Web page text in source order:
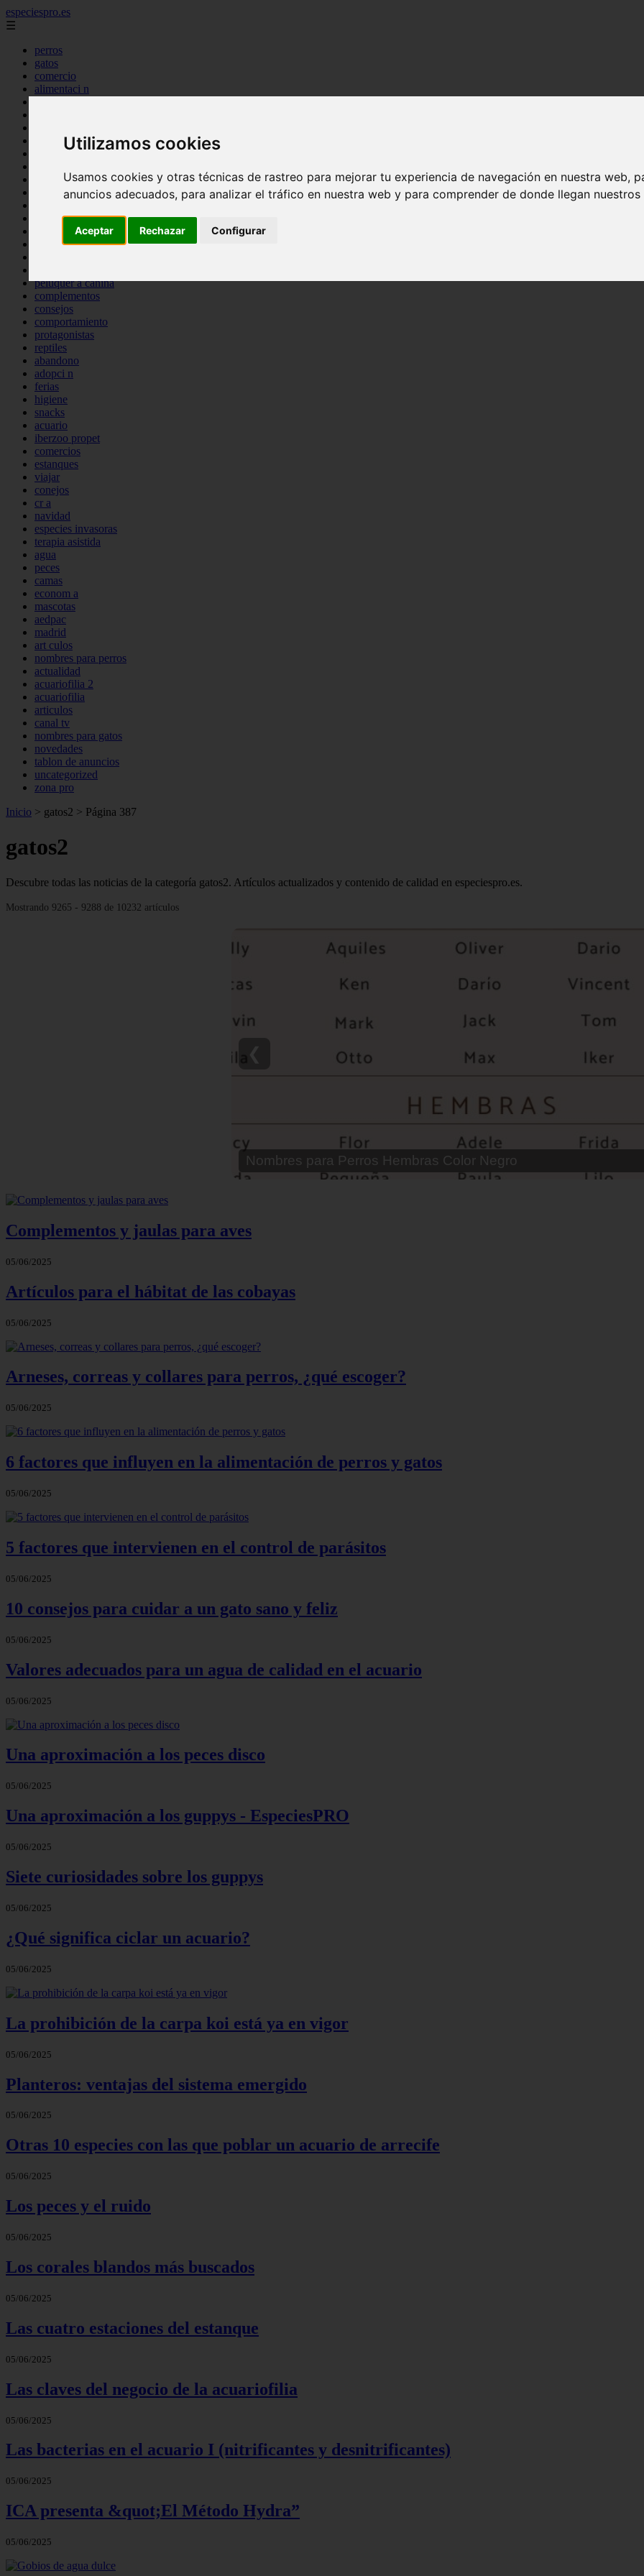
Utilizamos cookies
Usamos cookies y otras técnicas de rastreo para mejorar tu experiencia de navegación en nuestra web,
anuncios adecuados, para analizar el tráfico en nuestra web y para comprender de donde llegan
Aceptar Rechazar Configurar
especiespro.es
☰
perros
gatos
comercio
alimentaci n
tenencia responsable
marketing
peque os mam feros
legislaci n
peluquer a canina
complementos
consejos
comportamiento
protagonistas
reptiles
abandono
adopci n
ferias
higiene
snacks
acuario
iberzoo propet
comercios
estanques
viajar
conejos
cr a
navidad
especies invasoras
terapia asistida
agua
peces
camas
econom a
mascotas
aedpac
madrid
art culos
nombres para perros
actualidad
acuariofilia 2
acuariofilia
articulos
canal tv
nombres para gatos
novedades
tablon de anuncios
uncategorized
zona pro
Inicio > gatos2 > Página 387
gatos2
Descubre todas las noticias de la categoría gatos2. Artículos actualizados y contenido de calidad en especiespro.es.
Mostrando 9265 - 9288 de 10232 artículos
Nombre para Parejas de Gatos
Complementos y jaulas para aves
05/06/2025
Artículos para el hábitat de las cobayas
05/06/2025
Arneses, correas y collares para perros, ¿qué escoger?
05/06/2025
6 factores que influyen en la alimentación de perros y gatos
05/06/2025
5 factores que intervienen en el control de parásitos
05/06/2025
10 consejos para cuidar a un gato sano y feliz
05/06/2025
Valores adecuados para un agua de calidad en el acuario
05/06/2025
Una aproximación a los peces disco
05/06/2025
Una aproximación a los guppys - EspeciesPRO
05/06/2025
Siete curiosidades sobre los guppys
05/06/2025
¿Qué significa ciclar un acuario?
05/06/2025
La prohibición de la carpa koi está ya en vigor
05/06/2025
Planteros: ventajas del sistema emergido
05/06/2025
Otras 10 especies con las que poblar un acuario de arrecife
05/06/2025
Los peces y el ruido
05/06/2025
Los corales blandos más buscados
05/06/2025
Las cuatro estaciones del estanque
05/06/2025
Las claves del negocio de la acuariofilia
05/06/2025
Las bacterias en el acuario I (nitrificantes y desnitrificantes)
05/06/2025
ICA presenta &quot;El Método Hydra”
05/06/2025